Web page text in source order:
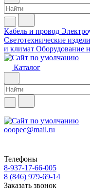
Кабель и провод
Светотехнические
и климат Оборудование
Каталог
ooopec@mail.ru
Телефоны
8-937-17-66-005
8 (846) 979-69-14
Заказать звонок